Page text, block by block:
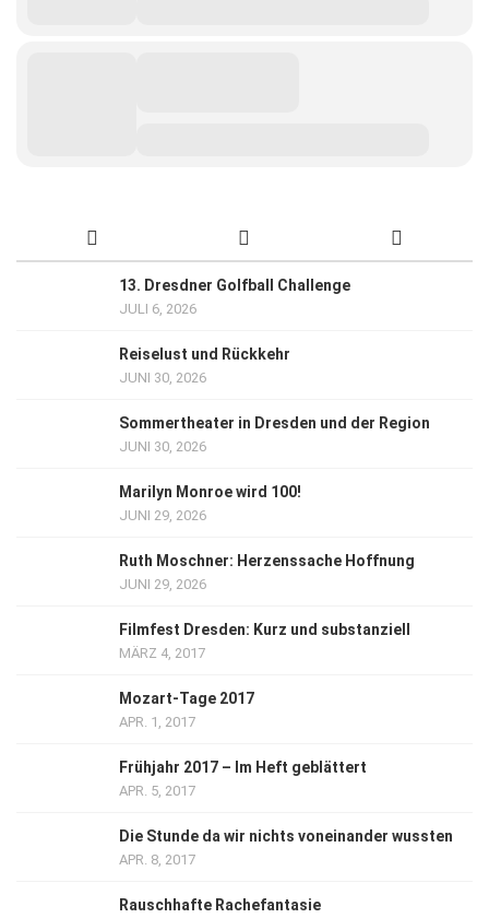
13. Dresdner Golfball Challenge
JULI 6, 2026
Reiselust und Rückkehr
JUNI 30, 2026
Sommertheater in Dresden und der Region
JUNI 30, 2026
Marilyn Monroe wird 100!
JUNI 29, 2026
Ruth Moschner: Herzenssache Hoffnung
JUNI 29, 2026
Filmfest Dresden: Kurz und substanziell
MÄRZ 4, 2017
Mozart-Tage 2017
APR. 1, 2017
Frühjahr 2017 – Im Heft geblättert
APR. 5, 2017
Die Stunde da wir nichts voneinander wussten
APR. 8, 2017
Rauschhafte Rachefantasie